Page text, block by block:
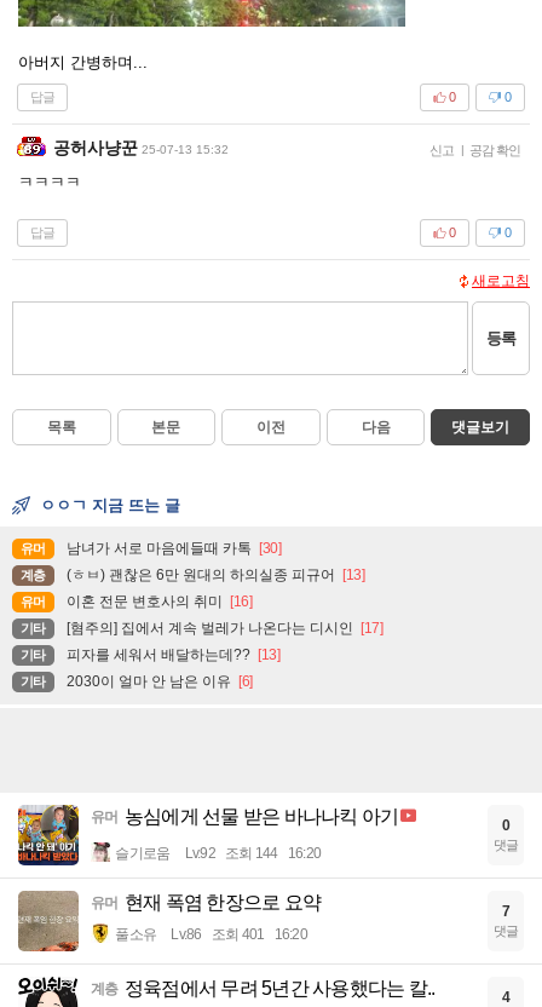
아버지 간병하며...
답글 0
0
공허사냥꾼 25-07-13 15:32 신고 | 공감 확인
ㅋㅋㅋㅋ
답글 0
0
새로고침
등록
목록 본문 이전 다음 댓글보기
ㅇㅇㄱ 지금 뜨는 글
유머 남녀가 서로 마음에들때 카톡 [30]
계층 (ㅎㅂ) 괜찮은 6만 원대의 하의실종 피규어 [13]
유머 이혼 전문 변호사의 취미 [16]
기타 [혐주의] 집에서 계속 벌레가 나온다는 디시인 [17]
기타 피자를 세워서 배달하는데?? [13]
기타 2030이 얼마 안 남은 이유 [6]
유머 농심에게 선물 받은 바나나킥 아기
슬기로움 Lv.92 조회 144 16:20
0
댓글
유머 현재 폭염 한장으로 요약
풀소유 Lv.86 조회 401 16:20
7
댓글
계층 정육점에서 무려 5년간 사용했다는 칼.. 4